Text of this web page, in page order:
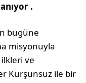
.
bugüne
misyonuyla
ilkleri ve
Kurşunsuz ile bir